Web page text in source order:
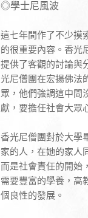
◎學士尼風波
這七年間作了不少摸
的很重要內容。香光
提供了客觀的討論與
光尼僧團在宏揚佛法
眾，他們強調這中間
獻，要擔任社會大眾
香光尼僧團對於大學
家的人，在她的家人
而是社會責任的開始
需要豐富的學養，高
個良性的發展。